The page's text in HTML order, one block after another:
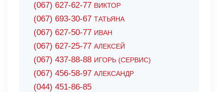
(067) 627-62-77 ВИКТОР
(067) 693-30-67 ТАТЬЯНА
(067) 627-50-77 ИВАН
(067) 627-25-77 АЛЕКСЕЙ
(067) 437-88-88 ИГОРЬ (СЕРВИС)
(067) 456-58-97 АЛЕКСАНДР
(044) 451-86-85